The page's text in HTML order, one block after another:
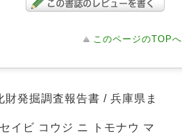
このページのTOPへ
発掘調査報告書 / 兵庫県ま
イビ コウジ ニ トモナウ マ